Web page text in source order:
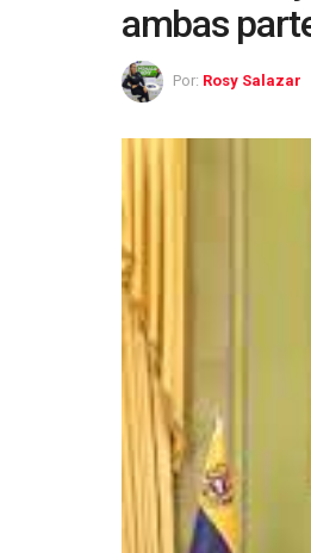
ambas
Por: Rosy Salazar